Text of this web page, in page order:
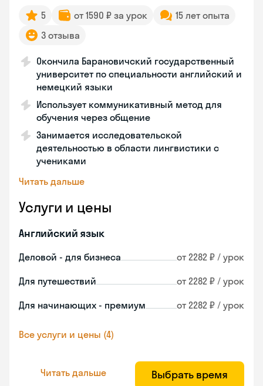
5 от 1590 ₽ за урок
15 лет опыта
3 отзыва
Окончила Барановичский государственный
университет по специальности английский и
немецкий языки
Использует коммуникативный метод для
обучения через общение
Занимается исследовательской
деятельностью в области лингвистики с
учениками
Читать дальше
Услуги и цены
Английский язык
Деловой - для бизнеса от 2282 ₽ / урок
Для путешествий от 2282 ₽ / урок
Для начинающих - премиум от 2282 ₽ / урок
Все услуги и цены (4)
Читать дальше Выбрать время